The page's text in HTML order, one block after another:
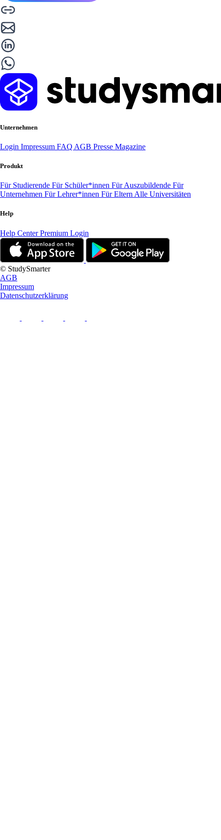
Unternehmen
Login Impressum FAQ AGB Presse Magazine
Produkt
Für Studierende Für Schüler*innen Für Auszubildende Für
Unternehmen Für Lehrer*innen Für Eltern Alle Universitäten
Help
Help CenterPremium Login
© StudySmarter
AGB
Impressum
Datenschutzerklärung